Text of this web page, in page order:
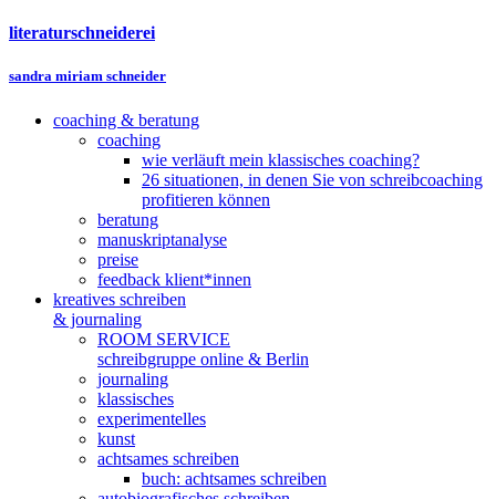
literaturschneiderei
sandra miriam schneider
coaching & beratung
coaching
wie verläuft mein klassisches coaching?
26 situationen, in denen Sie von schreibcoaching
profitieren können
beratung
manuskriptanalyse
preise
feedback klient*innen
kreatives schreiben
& journaling
ROOM SERVICE
schreibgruppe online & Berlin
journaling
klassisches
experimentelles
kunst
achtsames schreiben
buch: achtsames schreiben